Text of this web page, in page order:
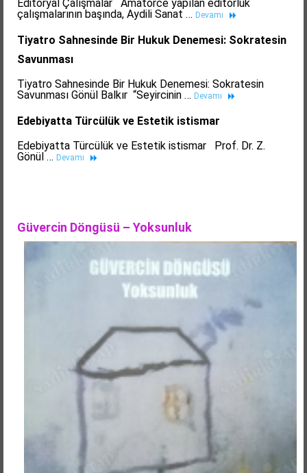
Editöryal Çalışmalar Amatörce yapılan editörlük
çalışmalarının başında, Aydili Sanat … Devamı
Tiyatro Sahnesinde Bir Hukuk Denemesi: Sokratesin
Savunması
Tiyatro Sahnesinde Bir Hukuk Denemesi: Sokratesin
Savunması Gönül Balkır “Seyircinin … Devamı
Edebiyatta Türcülük ve Estetik istismar
Edebiyatta Türcülük ve Estetik istismar Prof. Dr. Z.
Gönül … Devamı
Güvercin Döngüsü – Yoksunluk